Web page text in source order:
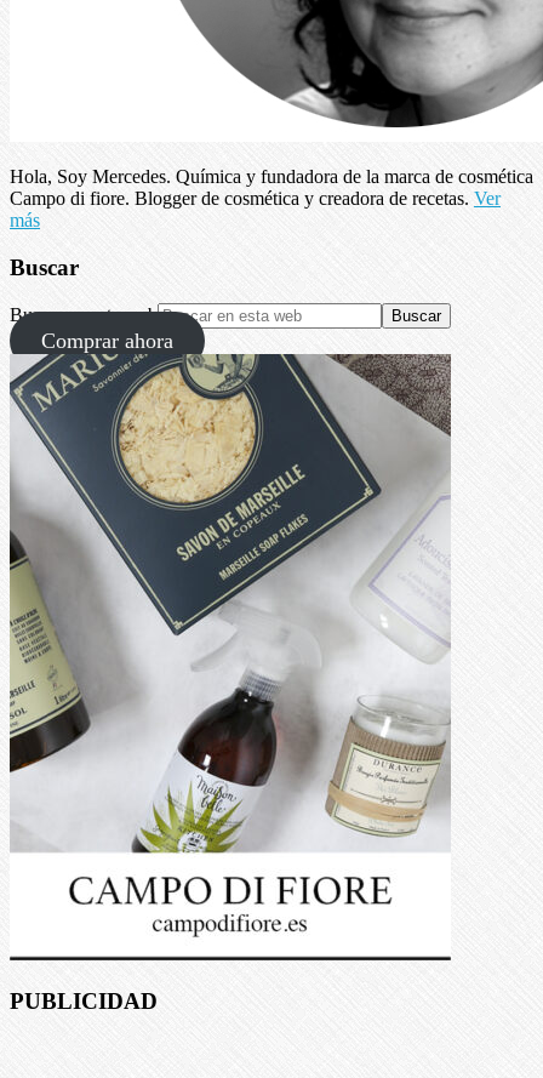
Hola, Soy Mercedes. Química y fundadora de la marca de cosmética
Campo di fiore. Blogger de cosmética y creadora de recetas. Ver
más
Buscar
Buscar en esta web
Comprar ahora
PUBLICIDAD